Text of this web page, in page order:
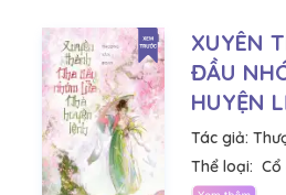
XUYÊN
ĐẦU
HUYỆN
Tác giả:
Thể loại: Cổ